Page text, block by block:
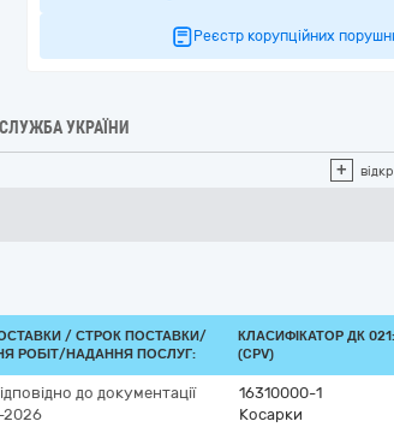
Реєстр корупційних
УКРАЇНИ
+
/ СТРОК ПОСТАВКИ/
РОБІТ/НАДАННЯ ПОСЛУГ:
КЛАСИФІКАТОР ДК
(CPV)
до документації
2026
16310000-1
Косарки